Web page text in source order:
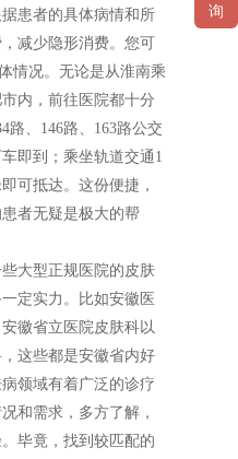
患者的具体病情和所
减少隐形消费。您可
情况。无论是从淮南乘
内，前往医院都十分
路、146路、163路公交
即到；乘坐轨道交通1
可抵达。这份便捷，
者无疑是极大的帮
大型正规医院的皮肤
定实力。比如安徽医
徽省立医院皮肤科以
这些都是安徽省内好
领域有着广泛的诊疗
和需求，多方了解，
毕竟，找到较匹配的
询